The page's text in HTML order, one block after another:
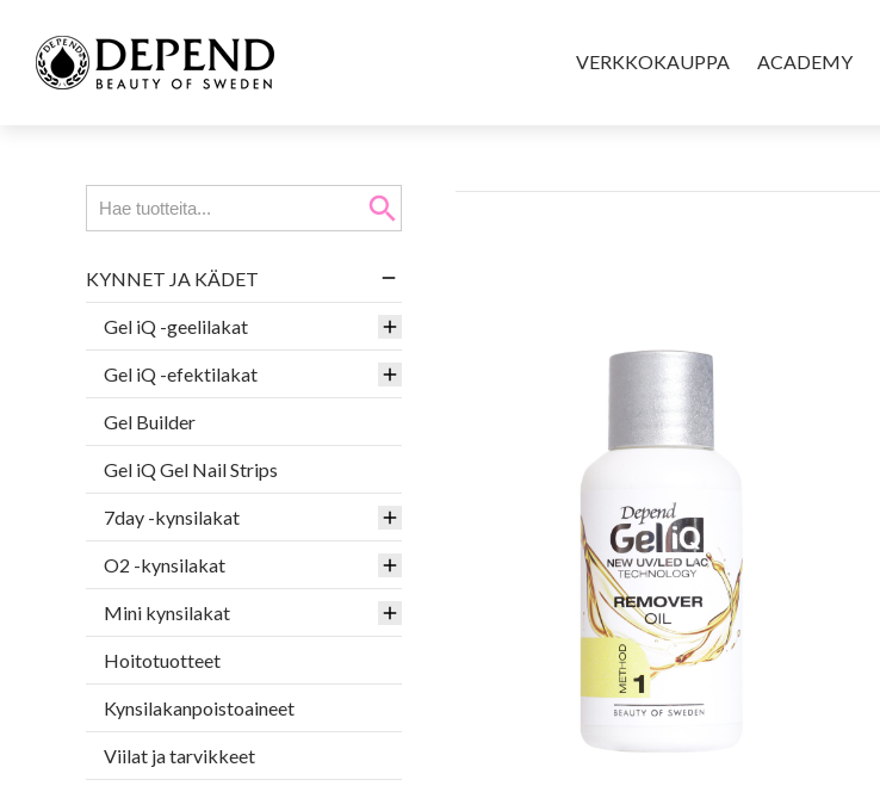
VERKKOKAUPPA ACADEMY
search
KYNNET JA KÄDET
Gel iQ -geelilakat
Gel iQ -efektilakat
Gel Builder
Gel iQ Gel Nail Strips
7day -kynsilakat
O2 -kynsilakat
Mini kynsilakat
Hoitotuotteet
Kynsilakanpoistoaineet
Viilat ja tarvikkeet